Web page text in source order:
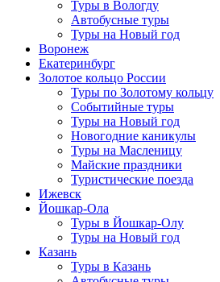
Туры в Вологду
Автобусные туры
Туры на Новый год
Воронеж
Екатеринбург
Золотое кольцо России
Туры по Золотому кольцу
Событийные туры
Туры на Новый год
Новогодние каникулы
Туры на Масленицу
Майские праздники
Туристические поезда
Ижевск
Йошкар-Ола
Туры в Йошкар-Олу
Туры на Новый год
Казань
Туры в Казань